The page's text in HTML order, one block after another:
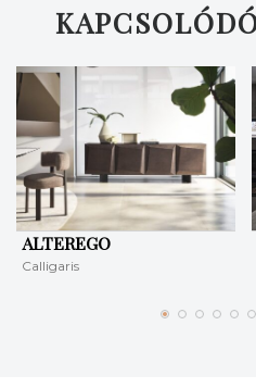
ALTEREGO
Calligaris